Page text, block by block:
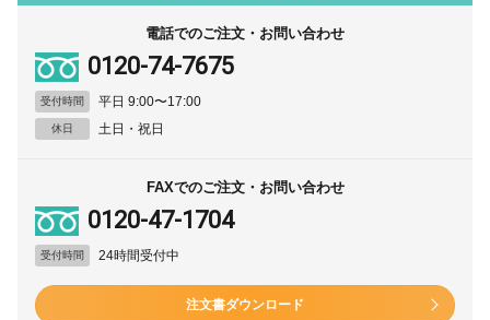
電話でのご注文・お問い合わせ
0120-74-7675
受付時間 平日 9:00〜17:00
休日 土日・祝日
FAXでのご注文・お問い合わせ
0120-47-1704
受付時間 24時間受付中
注文書ダウンロード